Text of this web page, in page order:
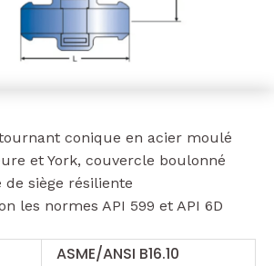
conique en acier moulé
et York, couvercle boulonné
de siège résiliente
les normes API 599 et API 6D
ASME/ANSI B16.10